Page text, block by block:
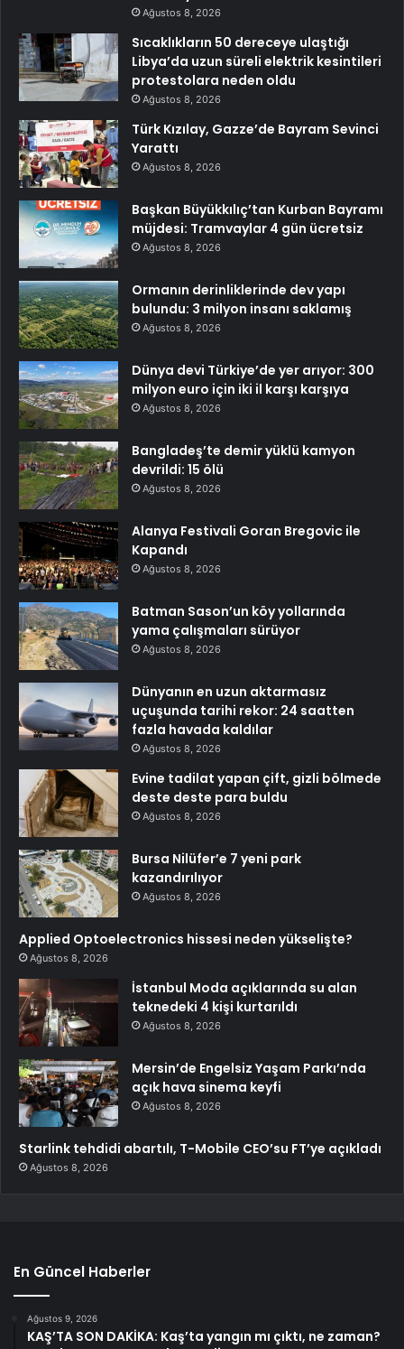
Ağustos 8, 2026
Sıcaklıkların 50 dereceye ulaştığı
Libya’da uzun süreli elektrik kesintileri
protestolara neden oldu
Ağustos 8, 2026
Türk Kızılay, Gazze’de Bayram Sevinci
Yarattı
Ağustos 8, 2026
Başkan Büyükkılıç’tan Kurban Bayramı
müjdesi: Tramvaylar 4 gün ücretsiz
Ağustos 8, 2026
Ormanın derinliklerinde dev yapı
bulundu: 3 milyon insanı saklamış
Ağustos 8, 2026
Dünya devi Türkiye’de yer arıyor: 300
milyon euro için iki il karşı karşıya
Ağustos 8, 2026
Bangladeş’te demir yüklü kamyon
devrildi: 15 ölü
Ağustos 8, 2026
Alanya Festivali Goran Bregovic ile
Kapandı
Ağustos 8, 2026
Batman Sason’un köy yollarında
yama çalışmaları sürüyor
Ağustos 8, 2026
Dünyanın en uzun aktarmasız
uçuşunda tarihi rekor: 24 saatten
fazla havada kaldılar
Ağustos 8, 2026
Evine tadilat yapan çift, gizli bölmede
deste deste para buldu
Ağustos 8, 2026
Bursa Nilüfer’e 7 yeni park
kazandırılıyor
Ağustos 8, 2026
Applied Optoelectronics hissesi neden yükselişte?
Ağustos 8, 2026
İstanbul Moda açıklarında su alan
teknedeki 4 kişi kurtarıldı
Ağustos 8, 2026
Mersin’de Engelsiz Yaşam Parkı’nda
açık hava sinema keyfi
Ağustos 8, 2026
Starlink tehdidi abartılı, T-Mobile CEO’su FT’ye açıkladı
Ağustos 8, 2026
En Güncel Haberler
Ağustos 9, 2026
KAŞ’TA SON DAKİKA: Kaş’ta yangın mı çıktı, ne zaman?